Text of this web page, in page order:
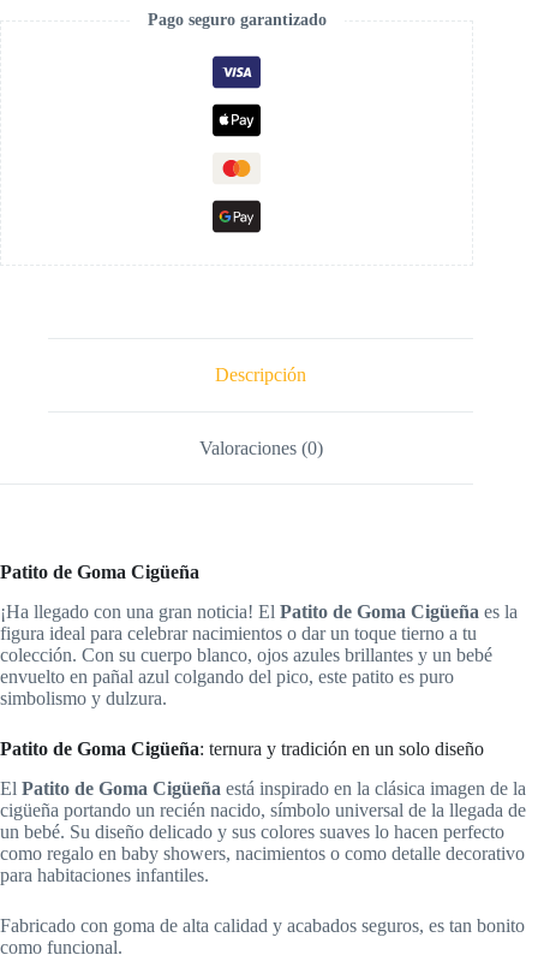
Pago seguro garantizado
Descripción
Valoraciones (0)
Patito de Goma Cigüeña
¡Ha llegado con una gran noticia! El Patito de Goma Cigüeña es la
figura ideal para celebrar nacimientos o dar un toque tierno a tu
colección. Con su cuerpo blanco, ojos azules brillantes y un bebé
envuelto en pañal azul colgando del pico, este patito es puro
simbolismo y dulzura.
Patito de Goma Cigüeña: ternura y tradición en un solo diseño
El Patito de Goma Cigüeña está inspirado en la clásica imagen de la
cigüeña portando un recién nacido, símbolo universal de la llegada de
un bebé. Su diseño delicado y sus colores suaves lo hacen perfecto
como regalo en baby showers, nacimientos o como detalle decorativo
para habitaciones infantiles.
Fabricado con goma de alta calidad y acabados seguros, es tan bonito
como funcional.